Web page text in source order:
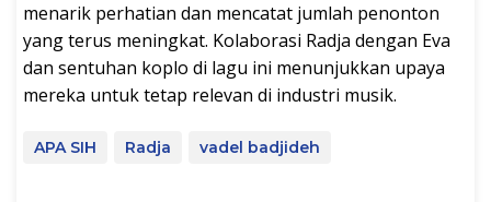
menarik perhatian dan mencatat jumlah penonton
yang terus meningkat. Kolaborasi Radja dengan Eva
dan sentuhan koplo di lagu ini menunjukkan upaya
mereka untuk tetap relevan di industri musik.
APA SIH Radja vadel badjideh